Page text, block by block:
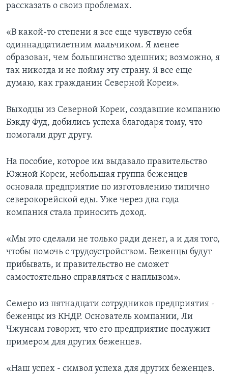
рассказать о своиз проблемах.
«В какой-то степени я все еще чувствую себя
одиннадцатилетним мальчиком. Я менее
образован, чем большинство здешних; возможно, я
так никогда и не пойму эту страну. Я все еще
думаю, как гражданин Северной Кореи».
Выходцы из Северной Кореи, создавшие компанию
Бэкду Фуд, добились успеха благодаря тому, что
помогали друг другу.
На пособие, которое им выдавало правительство
Южной Кореи, небольшая группа беженцев
основала предприятие по изготовлению типично
северокорейской еды. Уже через два года
компания стала приносить доход.
«Мы это сделали не только ради денег, а и для того,
чтобы помочь с трудоустройством. Беженцы будут
прибывать, и правительство не сможет
самостоятельно справляться с наплывом».
Семеро из пятнадцати сотрудников предприятия -
беженцы из КНДР. Основатель компании, Ли
Чжунсам говорит, что его предприятие послужит
примером для других беженцев.
«Наш успех - символ успеха для других беженцев.